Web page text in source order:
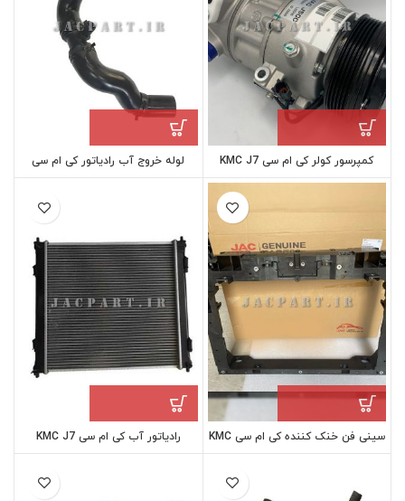
کمپرسور کولر کی ام سی KMC J7
لوله خروج آب رادیاتور کی ام سی
KMC T8
سینی فن خنک کننده کی ام سی KMC
J7
رادیاتور آب کی ام سی KMC J7